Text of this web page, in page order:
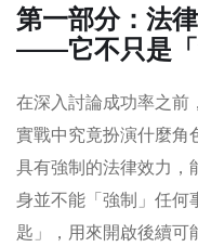
第一部分：法
——它不只是「
在深入討論成功率之前
實戰中究竟扮演什麼角
具有強制的法律效力，
身並不能「強制」任何
匙」，用來開啟後續可